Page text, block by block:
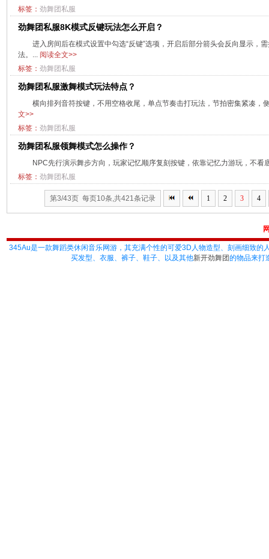
标签： 劲舞团私服
劲舞团私服8K模式反键玩法怎么开启？
进入房间后在模式设置中勾选“反键”选项，开启后部分箭头会反向显示，
法。... 阅读全文>>
标签： 劲舞团私服
劲舞团私服激舞模式玩法特点？
横向排列音符按键，不用空格收尾，单点节奏击打玩法，节拍密集紧凑，
文>>
标签： 劲舞团私服
劲舞团私服领舞模式怎么操作？
NPC先行演示舞步方向，玩家记忆顺序复刻按键，依靠记忆力游玩，不看
标签： 劲舞团私服
第3/43页 每页10条,共421条记录 1 2 3 4
345Au是一款舞蹈类休闲音乐网游，其充满个性的可爱3D人物造型、刻画细致
买发型、衣服、裤子、鞋子、以及其他新开劲舞团的物品来打